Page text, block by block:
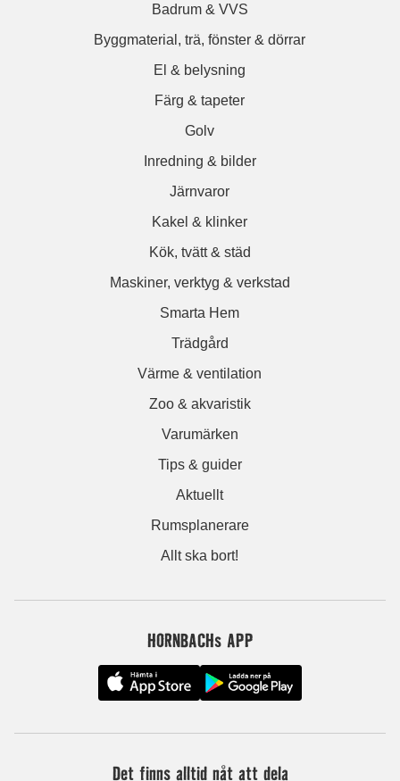
Badrum & VVS
Byggmaterial, trä, fönster & dörrar
El & belysning
Färg & tapeter
Golv
Inredning & bilder
Järnvaror
Kakel & klinker
Kök, tvätt & städ
Maskiner, verktyg & verkstad
Smarta Hem
Trädgård
Värme & ventilation
Zoo & akvaristik
Varumärken
Tips & guider
Aktuellt
Rumsplanerare
Allt ska bort!
HORNBACHs APP
Det finns alltid nåt att dela